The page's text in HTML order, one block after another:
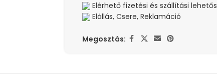
Elérhető fizetési és szállítási
Elállás, Csere, Reklamáció
Megosztás: